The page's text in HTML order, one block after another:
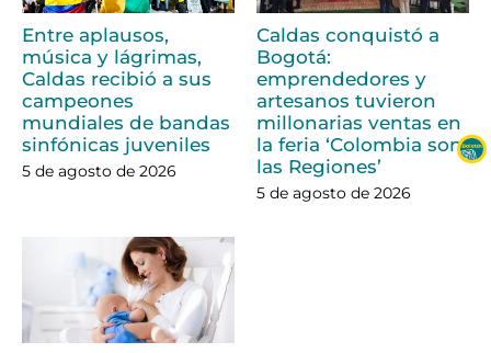
Entre aplausos,
música y lágrimas,
Caldas recibió a sus
campeones
mundiales de bandas
sinfónicas juveniles
5 de agosto de 2026
Caldas conquistó a
Bogotá:
emprendedores y
artesanos tuvieron
millonarias ventas en
la feria ‘Colombia son
las Regiones’
5 de agosto de 2026